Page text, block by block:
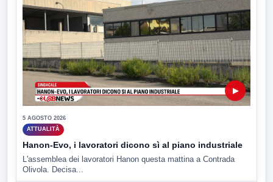
▶
5 AGOSTO 2026
ATTUALITÀ
Hanon-Evo, i lavoratori dicono sì al piano industriale
L'assemblea dei lavoratori Hanon questa mattina a Contrada
Olivola. Decisa...